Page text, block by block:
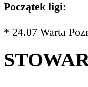
Początek ligi:
* 24.07 Warta